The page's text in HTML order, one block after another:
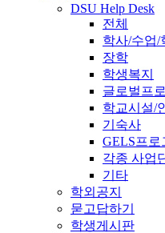
DSU Help Desk
전체
학사/수업/
장학
학생복지
글로벌프
학교시설/
기숙사
GELS프로
각종 사업
기타
학외공지
묻고답하기
학생게시판